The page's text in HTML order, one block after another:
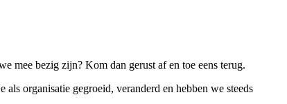
mee bezig zijn? Kom dan gerust af en toe eens terug.
organisatie gegroeid, veranderd en hebben we steeds